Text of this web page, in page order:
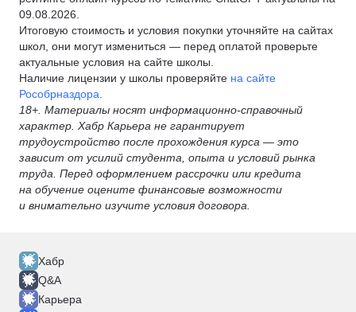
09.08.2026.
Итоговую стоимость и условия покупки уточняйте на сайтах
школ, они могут измениться — перед оплатой проверьте
актуальные условия на сайте школы.
Наличие лицензии у школы проверяйте на сайте
Рособрназдора
18+. Материалы носят информационно-справочный
характер. Хабр Карьера не гарантирует
трудоустройство после прохождения курса — это
зависит от усилий студента, опыта и условий рынка
труда. Перед оформлением рассрочки или кредита
на обучение оцените финансовые возможности
и внимательно изучите условия договора.
Хабр
Q&A
Карьера